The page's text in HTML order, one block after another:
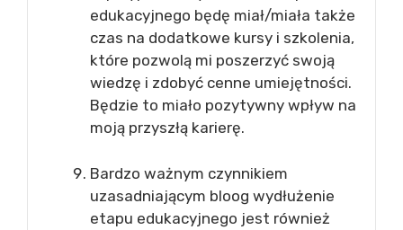
edukacyjnego będę miał/miała także
czas na dodatkowe kursy i szkolenia,
które pozwolą mi poszerzyć swoją
wiedzę i zdobyć cenne umiejętności.
Będzie to miało pozytywny wpływ na
moją przyszłą karierę.
Bardzo ważnym czynnikiem
uzasadniającym bloog wydłużenie
etapu edukacyjnego jest również